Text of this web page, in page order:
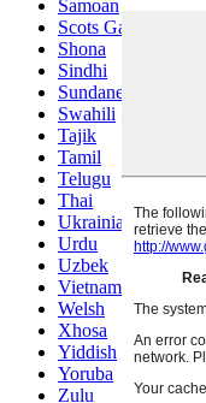
Samoan
Scots Gaelic
Shona
Sindhi
Sundanese
Swahili
Tajik
Tamil
Telugu
Thai
Ukrainian
Urdu
Uzbek
Vietnamese
Welsh
Xhosa
Yiddish
Yoruba
Zulu